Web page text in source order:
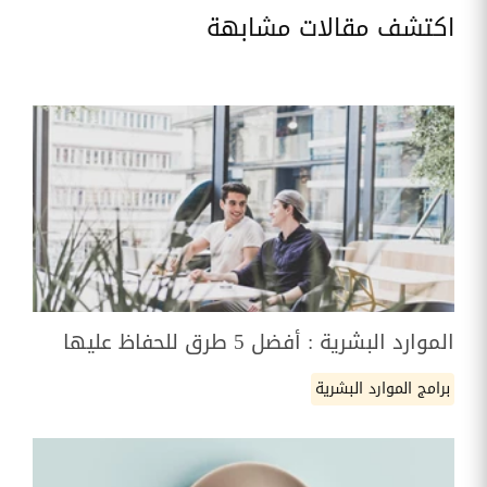
اكتشف مقالات مشابهة
الموارد البشرية : أفضل 5 طرق للحفاظ عليها
برامج الموارد البشرية